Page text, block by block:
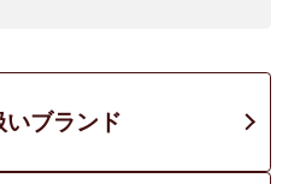
いブランド